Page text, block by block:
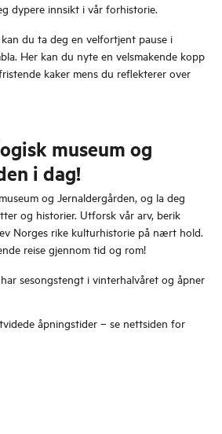
dypere innsikt i vår forhistorie.
du ta deg en velfortjent pause i
Her kan du nyte en velsmakende kopp
kaker mens du reflekterer over
museum og
i dag!
og Jernaldergården, og la deg
og historier. Utforsk vår arv, berik
Norges rike kulturhistorie på nært hold.
reise gjennom tid og rom!
sesongstengt i vinterhalvåret og åpner
åpningstider – se nettsiden for